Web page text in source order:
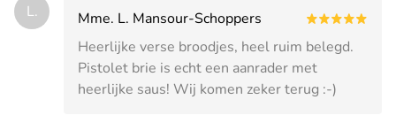
L.
Mme. L. Mansour-Schoppers
Heerlijke verse broodjes, heel ruim belegd.
Pistolet brie is echt een aanrader met
heerlijke saus! Wij komen zeker terug :-)